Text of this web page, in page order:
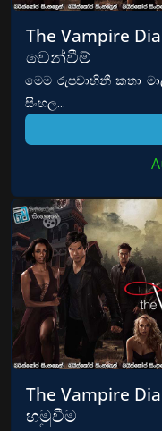
The Vampire
වෙන්වීම්
මෙම රුපවාහිනී කතා
සිංහල...
The Vampire
හමුවීම